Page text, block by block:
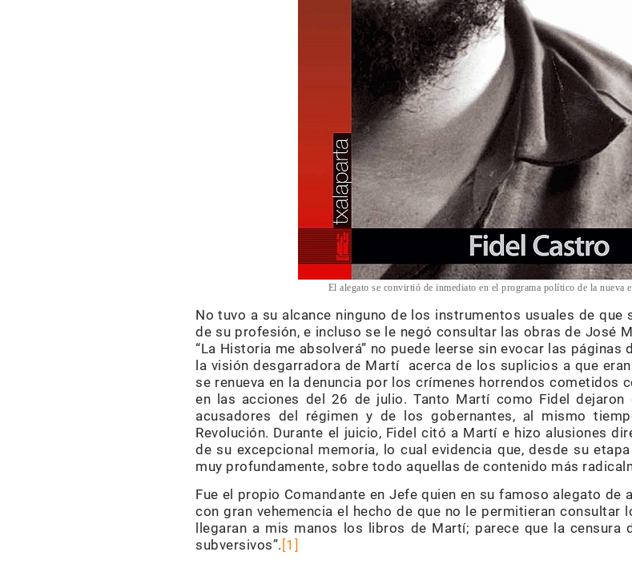
El alegato se convirtió de inmediato en el programa político de la nueva
No tuvo a su alcance ninguno de los instrumentos usuales de
de su profesión, e incluso se le negó consultar las obras de José
“La Historia me absolverá” no puede leerse sin evocar las páginas
la visión desgarradora de Martí acerca de los suplicios a que
se renueva en la denuncia por los crímenes horrendos cometidos
en las acciones del 26 de julio. Tanto Martí como Fidel
acusadores del régimen y de los gobernantes, al mismo
Revolución. Durante el juicio, Fidel citó a Martí e hizo alusiones
de su excepcional memoria, lo cual evidencia que, desde su
muy profundamente, sobre todo aquellas de contenido más
Fue el propio Comandante en Jefe quien en su famoso alegato
con gran vehemencia el hecho de que no le permitieran consultar
llegaran a mis manos los libros de Martí; parece que la
subversivos”. [1]